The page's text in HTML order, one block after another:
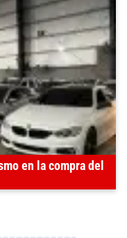
en la compra del